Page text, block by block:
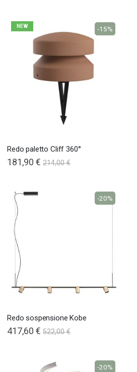
NEW
Redo paletto Cliff 360°
181,90 € 214,00 €
-15%
Redo sospensione Kobe
417,60 € 522,00 €
-20%
-20%